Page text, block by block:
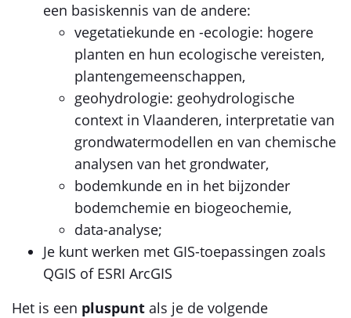
een basiskennis van de andere:
vegetatiekunde en -ecologie: hogere
planten en hun ecologische vereisten,
plantengemeenschappen,
geohydrologie: geohydrologische
context in Vlaanderen, interpretatie van
grondwatermodellen en van chemische
analysen van het grondwater,
bodemkunde en in het bijzonder
bodemchemie en biogeochemie,
data-analyse;
Je kunt werken met GIS-toepassingen zoals
QGIS of ESRI ArcGIS
Het is een pluspunt als je de volgende